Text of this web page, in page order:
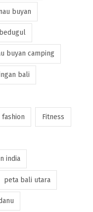
buyan
buyan camping
bali
fashion Fitness
india
peta bali utara